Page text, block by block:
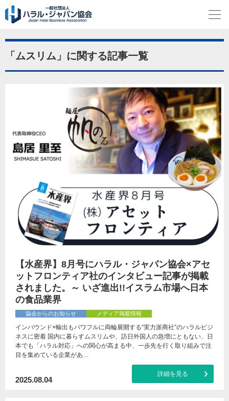
「ムスリム」に関する記事一覧
【水産界】8月号にハラル・ジャパン協会×アセ
ットフロンティア社のインタビュー記事が掲載
されました。～ いざ進出!!イスラム市場へ日本
の食品業界
協会からのお知らせ メディア掲載情報
インバウンド×輸出もパワフルに両輪展開する“実力派商社”のハラルビジ
ネスに密着 国内に暮らすムスリムや、訪日外国人の急増にともない、日
本でも「ハラル対応」への関心が高まる中、一歩先を行く取り組みで注
目を集めている企業があ…
2025.08.04
詳細を見る